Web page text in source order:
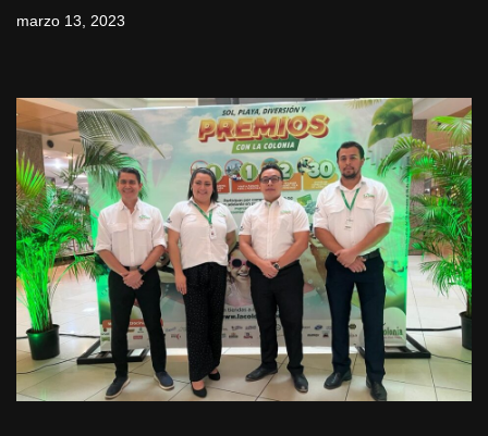
marzo 13, 2023